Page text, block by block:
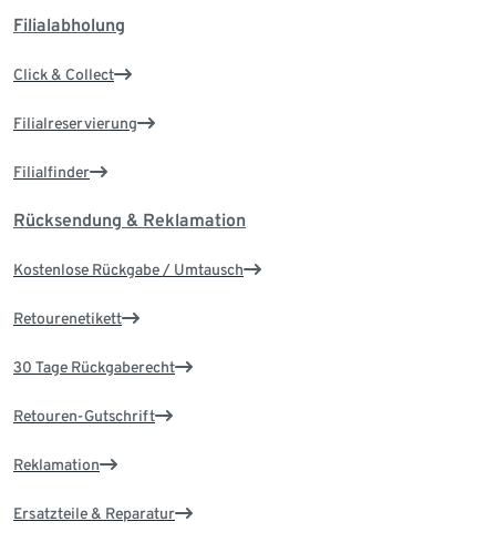
Filialabholung
Click & Collect
Filialreservierung
Filialfinder
Rücksendung & Reklamation
Kostenlose Rückgabe / Umtausch
Retourenetikett
30 Tage Rückgaberecht
Retouren-Gutschrift
Reklamation
Ersatzteile & Reparatur